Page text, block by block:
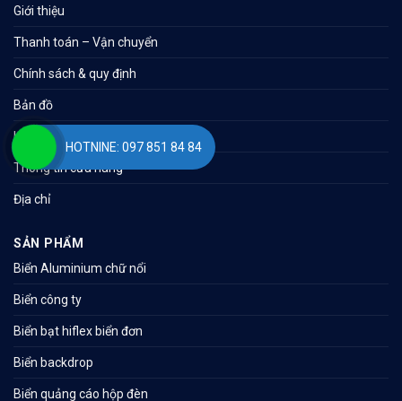
Giới thiệu
Thanh toán – Vận chuyển
Chính sách & quy định
Bản đồ
Liên hệ
Thông tin cửa hàng
Địa chỉ
SẢN PHẨM
Biển Aluminium chữ nổi
Biển công ty
Biển bạt hiflex biển đơn
Biển backdrop
Biển quảng cáo hộp đèn
HOTNINE: 097 851 84 84